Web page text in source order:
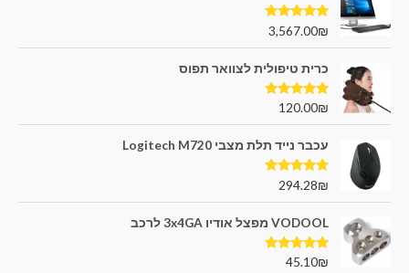
דורג5.00
3,567.00₪
כרית טיפולית לצוואר תפוס
דורג5.00
120.00₪
עכבר נייד תלת מצבי Logitech M720
דורג 5.00
294.28₪
VODOOL מפצל אודיו 3x4GA לרכב
דורג 5.00
45.10₪